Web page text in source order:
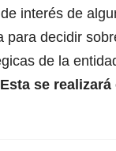
interés de
para decidir
de la
Esta se realizará